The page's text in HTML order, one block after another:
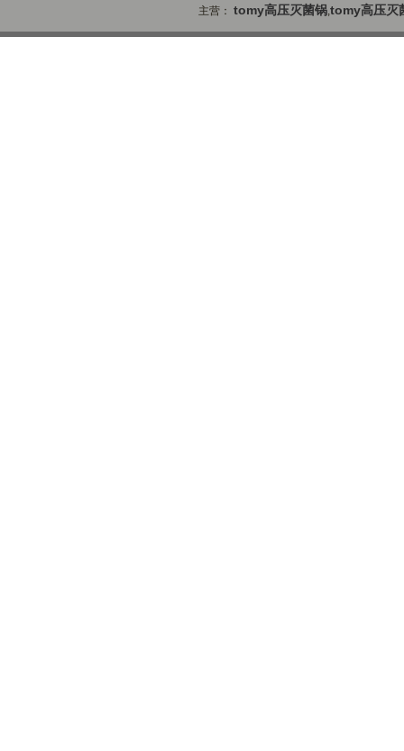
主营：tomy高压灭菌锅,tomy高压灭